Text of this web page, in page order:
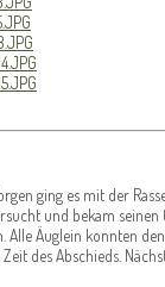
ging es mit der
und bekam
Äuglein konnten
des Abschieds.